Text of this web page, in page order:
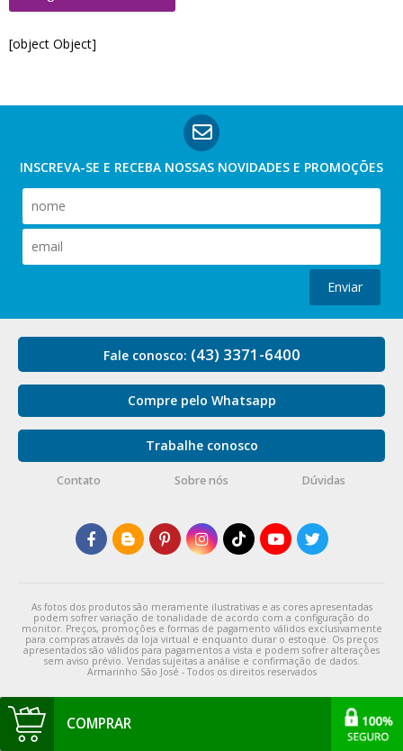
COMPRAR
[object Object]
INSCREVA-SE E RECEBA NOSSAS NOVIDADES E PROMOÇÕES
Enviar
Fale conosco: (43) 3371-6400
Compre pelo Whatsapp
Trabalhe conosco
Contato Sobre nós Dúvidas
As fotos dos produtos são meramente ilustrativas e as cores apresentadas
podem sofrer variação de tonalidade de acordo com a configuração do
monitor. Preços, promoções e formas de pagamento válidos exclusivamente
para compras através da loja virtual e enquanto durar o estoque. Os preços
apresentados são válidos para pagamentos a vista e podem sofrer alterações
sem aviso prévio. Vendas sujeitas a análise e confirmação de dados.
Armarinho São José - Todos os direitos reservados